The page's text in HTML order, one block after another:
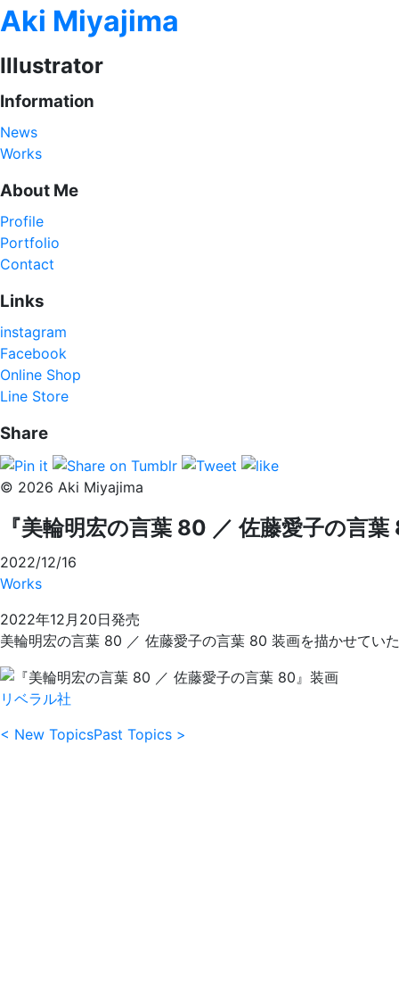
Aki Miyajima
Illustrator
Information
News
Works
About Me
Profile
Portfolio
Contact
Links
instagram
Facebook
Online Shop
Line Store
Share
© 2026 Aki Miyajima
『美輪明宏の言葉 80 ／ 佐藤愛子の言
2022/12/16
Works
2022年12月20日発売
美輪明宏の言葉 80 ／ 佐藤愛子の言葉 80 装画を描かせてい
リベラル社
< New TopicsPast Topics >